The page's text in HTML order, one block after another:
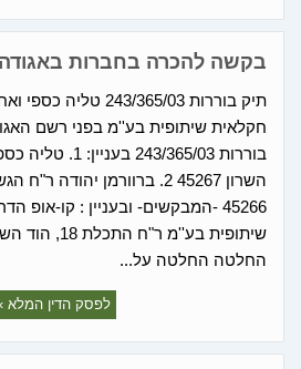
בקשה להכרה בחברות באגודה
תיק בוררות 243/365/
חקלאית שיתופית בע''מ בפני רשם
45266 -המבקשים- ובעניין : קו-אופ
החלטה החלטה על...
לפסק הדין המלא